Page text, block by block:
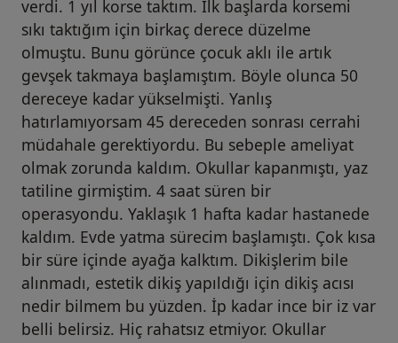
verdi. 1 yıl korse taktım. İlk başlarda korsemi
sıkı taktığım için birkaç derece düzelme
olmuştu. Bunu görünce çocuk aklı ile artık
gevşek takmaya başlamıştım. Böyle olunca 50
dereceye kadar yükselmişti. Yanlış
hatırlamıyorsam 45 dereceden sonrası cerrahi
müdahale gerektiyordu. Bu sebeple ameliyat
olmak zorunda kaldım. Okullar kapanmıştı, yaz
tatiline girmiştim. 4 saat süren bir
operasyondu. Yaklaşık 1 hafta kadar hastanede
kaldım. Evde yatma sürecim başlamıştı. Çok kısa
bir süre içinde ayağa kalktım. Dikişlerim bile
alınmadı, estetik dikiş yapıldığı için dikiş acısı
nedir bilmem bu yüzden. İp kadar ince bir iz var
belli belirsiz. Hiç rahatsız etmiyor. Okullar